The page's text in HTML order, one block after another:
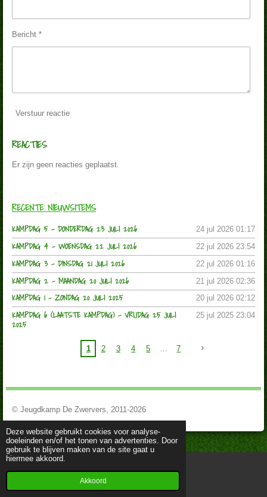
Deze website gebruikt cookies voor analyse-
doeleinden en/of het tonen van advertenties. Door
gebruik te blijven maken van de site gaat u
hiermee akkoord.
Akkoord
Bericht *
Verstuur reactie
REACTIES
Er zijn geen reacties geplaatst.
RECENTE NIEUWSITEMS
KAMPDAG 5 - DONDERDAG 23 JULI 2026 24 jul 2026 01:17
KAMPDAG 4 - WOENSDAG 22 JULI 2026 22 jul 2026 23:54
KAMPDAG 3 - DINSDAG 21 JULI 2026 22 jul 2026 01:16
KAMPDAG 2 - MAANDAG 20 JULI 2026 21 jul 2026 02:36
KAMPDAG 1 - ZONDAG 20 JULI 2025 20 jul 2026 02:12
KAMPDAG 6 (LAATSTE KAMPDAG) - VRIJDAG 25 JULI
2025
25 jul 2025 23:04
1 2 3 4 5 7
© Jeugdkamp De Zwervers, 2011-2026